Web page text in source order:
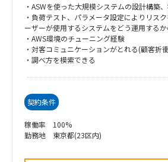
・ASWを使った大規模システムの設計構築
・負荷テスト、パラメータ設定によりリス
ーザーが使用するシステムをどう運用する
・AWS環境のチューニング経験
・対客コミュニケーションがとれる(顧客折
・調べ方を模索できる
契約条件
稼働率 100%
勤務地 東京都(23区内)